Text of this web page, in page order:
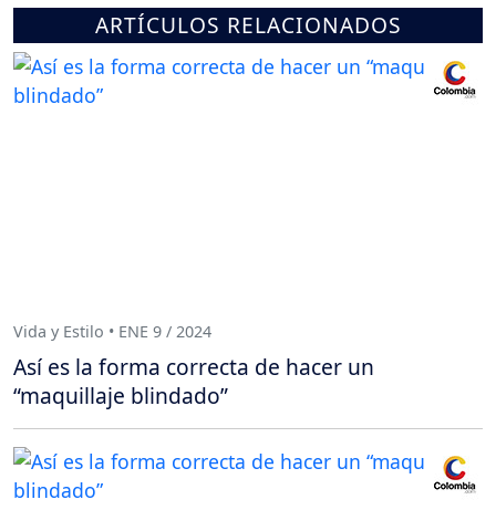
ARTÍCULOS RELACIONADOS
Vida y Estilo • ENE 9 / 2024
Así es la forma correcta de hacer un
“maquillaje blindado”